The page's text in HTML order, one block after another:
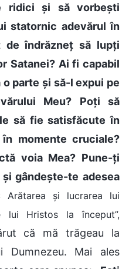
ridici și să vorbești
statornic adevărul în
de îndrăzneț să lupți
Satanei? Ai fi capabil
parte și să-l expui pe
Meu? Poți să
să fie satisfăcute în
momente cruciale?
voia Mea? Pune-ți
gândește-te adesea
Arătarea și lucrarea lui
lui Hristos la început”,
că mă trăgeau la
Dumnezeu. Mai ales